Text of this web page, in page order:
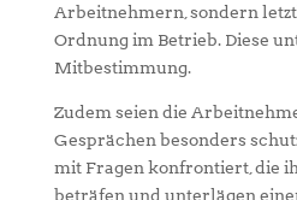
Arbeitnehmern, sondern
Ordnung im Betrieb. Diese
Mitbestimmung.
Zudem seien die
Gesprächen besonders
mit Fragen konfrontiert, die
beträfen und unterlägen